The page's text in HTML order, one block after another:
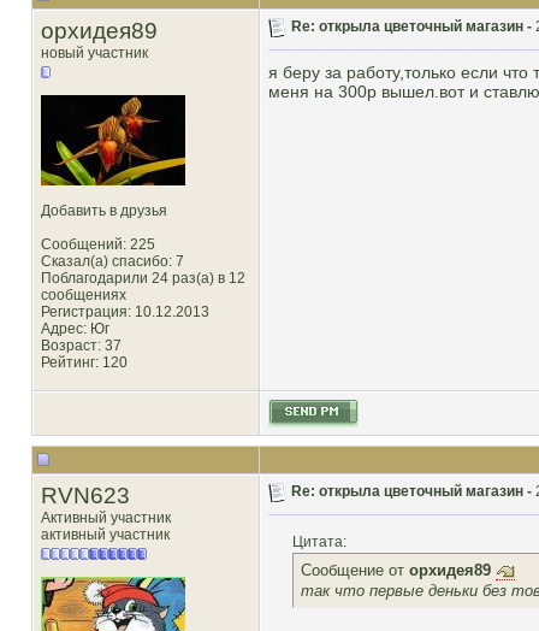
орхидея89
новый участник
Добавить в друзья
Сообщений: 225
Сказал(а) спасибо: 7
Поблагодарили 24 раз(а) в 12
сообщениях
Регистрация: 10.12.2013
Адрес: Юг
Возраст: 37
Рейтинг: 120
Re: открыла цветочный магазин -
я беру за работу,только если
меня на 300р вышел.вот и
RVN623
Активный участник
активный участник
Re: открыла цветочный магазин -
Цитата:
Сообщение от орхидея89
так что первые деньки без